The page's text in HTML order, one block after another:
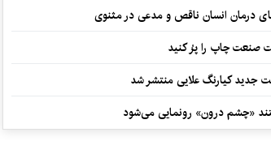
درمان انسان ناقص و مدعی در مثنوی
صنعت چاپ را پرُ کنید
جدید کیارنگ علایی منتشر شد
«چشم درون» رونمایی می‌شود